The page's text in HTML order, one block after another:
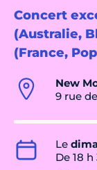
Concert
(Australie,
(France,
New
9 rue
Le
De 18